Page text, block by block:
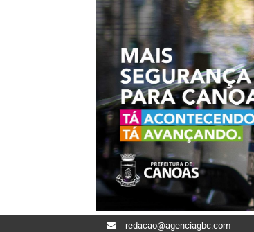
redacao@agenciagbc.com